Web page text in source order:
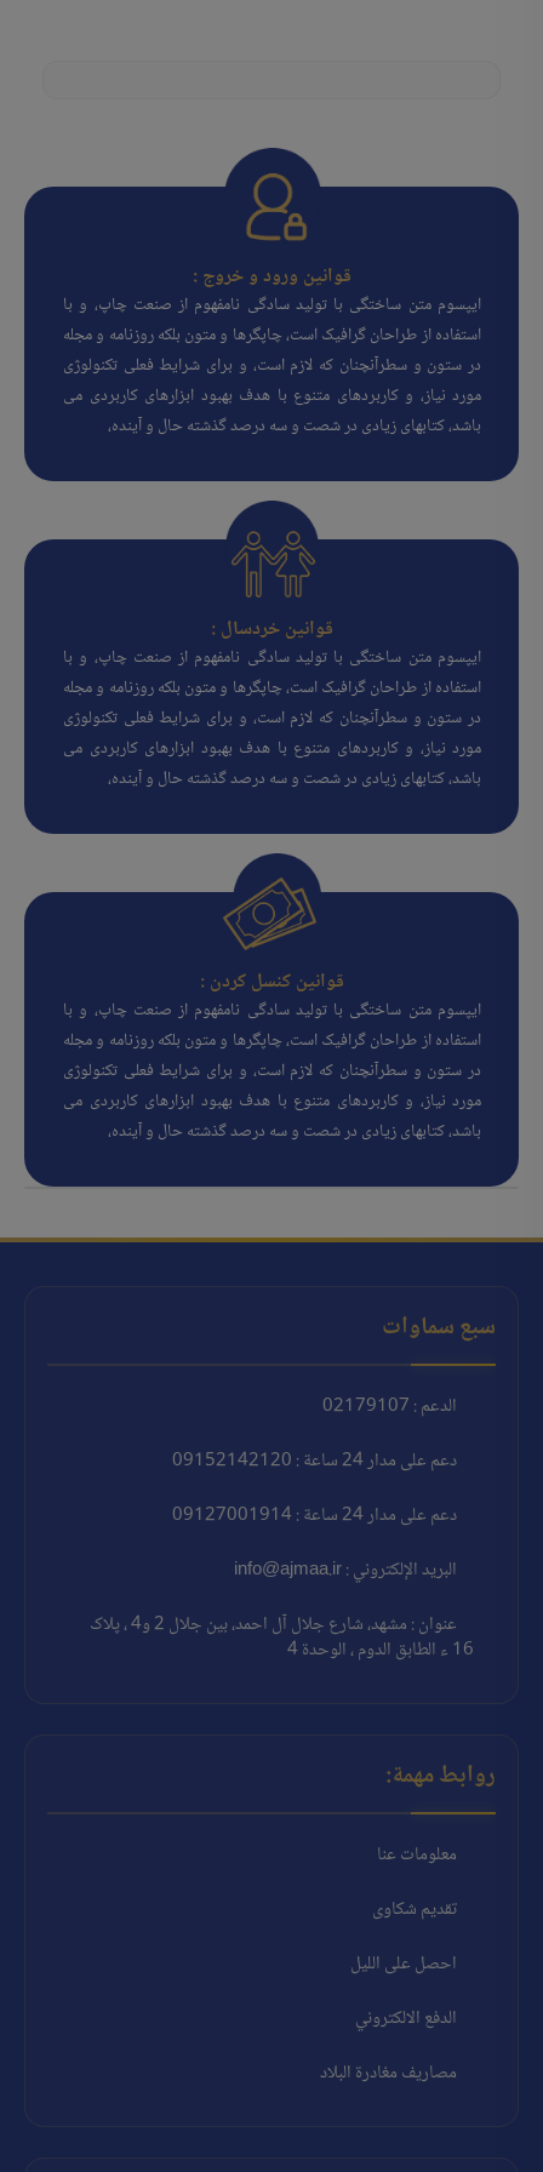
قوانین ورود و خروج :
ایپسوم متن ساختگی با تولید سادگی نامفهوم از صنعت چاپ، و با
استفاده از طراحان گرافیک است، چاپگرها و متون بلکه روزنامه و مجله
در ستون و سطرآنچنان که لازم است، و برای شرایط فعلی تکنولوژی
مورد نیاز، و کاربردهای متنوع با هدف بهبود ابزارهای کاربردی می
باشد، کتابهای زیادی در شصت و سه درصد گذشته حال و آینده،
قوانین خردسال :
ایپسوم متن ساختگی با تولید سادگی نامفهوم از صنعت چاپ، و با
استفاده از طراحان گرافیک است، چاپگرها و متون بلکه روزنامه و مجله
در ستون و سطرآنچنان که لازم است، و برای شرایط فعلی تکنولوژی
مورد نیاز، و کاربردهای متنوع با هدف بهبود ابزارهای کاربردی می
باشد، کتابهای زیادی در شصت و سه درصد گذشته حال و آینده،
قوانین کنسل کردن :
ایپسوم متن ساختگی با تولید سادگی نامفهوم از صنعت چاپ، و با
استفاده از طراحان گرافیک است، چاپگرها و متون بلکه روزنامه و مجله
در ستون و سطرآنچنان که لازم است، و برای شرایط فعلی تکنولوژی
مورد نیاز، و کاربردهای متنوع با هدف بهبود ابزارهای کاربردی می
باشد، کتابهای زیادی در شصت و سه درصد گذشته حال و آینده،
سبع سماوات
الدعم : 02179107
دعم على مدار 24 ساعة : 09152142120
دعم على مدار 24 ساعة : 09127001914
البريد الإلكتروني : info@ajmaa.ir
عنوان : مشهد، شارع جلال آل احمد، بين جلال 2 و4 ، پلاک
16 ء الطابق الدوم ، الوحدة 4
روابط مهمة:
معلومات عنا
تقديم شكاوى
احصل على الليل
الدفع الالكتروني
مصاريف مغادرة البلاد